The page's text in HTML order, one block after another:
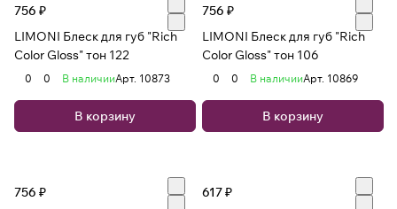
756 ₽
LIMONI Блеск для губ "Rich
Color Gloss" тон 122
0 0 В наличииАрт. 10873
В корзину
756 ₽
LIMONI Блеск для губ "Rich
Color Gloss" тон 106
0 0 В наличииАрт. 10869
В корзину
756 ₽
617 ₽